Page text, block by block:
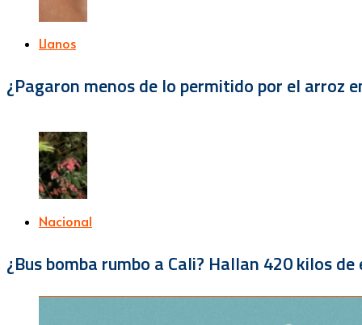
Llanos
¿Pagaron menos de lo permitido por el arroz
Nacional
¿Bus bomba rumbo a Cali? Hallan 420 kilos